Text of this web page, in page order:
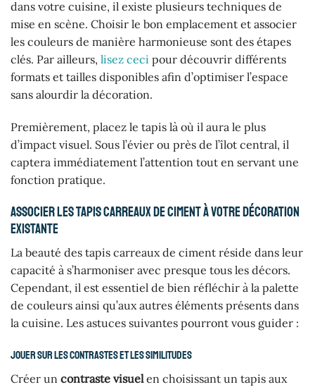
dans votre cuisine, il existe plusieurs techniques de
mise en scène. Choisir le bon emplacement et associer
les couleurs de manière harmonieuse sont des étapes
clés. Par ailleurs, lisez ceci pour découvrir différents
formats et tailles disponibles afin d’optimiser l’espace
sans alourdir la décoration.
Premièrement, placez le tapis là où il aura le plus
d’impact visuel. Sous l’évier ou près de l’îlot central, il
captera immédiatement l’attention tout en servant une
fonction pratique.
Associer les tapis carreaux de ciment à votre décoration
existante
La beauté des tapis carreaux de ciment réside dans leur
capacité à s’harmoniser avec presque tous les décors.
Cependant, il est essentiel de bien réfléchir à la palette
de couleurs ainsi qu’aux autres éléments présents dans
la cuisine. Les astuces suivantes pourront vous guider :
Jouer sur les contrastes et les similitudes
Créer un contraste visuelen choisissant un tapis aux